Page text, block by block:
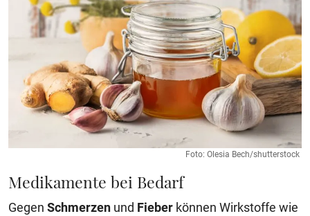
Foto: Olesia Bech/shutterstock
Medikamente bei Bedarf
Gegen Schmerzen und Fieber können Wirkstoffe wie